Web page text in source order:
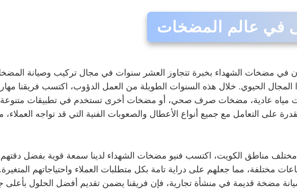
في عالم المضخات
في مضخات الشهداء بخبرة تتجاوز العشر سنوات في مجال تركيب وصيانة
المجال الحيوي. خلال هذه السنوات الطويلة من العمل الدؤوب، اكتسب فريقنا
مياه عادية، مضخات صرف صحي، أو مضخات أخرى تستخدم في تطبيقات
على التعامل مع جميع أنواع الأعطال والصعوبات الفنية التي قد تواجه
مناطق الكويت، اكتسب فنيو مضخات الشهداء لدينا سمعة قوية بفضل دقتهم
مختلفة، مما جعلهم على دراية تامة بكل متطلبات العملاء واحتياجاتهم
مضخة قديمة في منشأة تجارية، فإن فريقنا يضمن تقديم أفضل الحلول بأعلى